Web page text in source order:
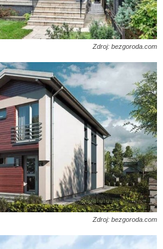
Zdroj: bezgoroda.com
Zdroj: bezgoroda.com